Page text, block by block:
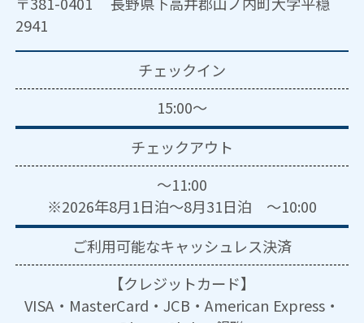
2941
チェックイン
15:00～
チェックアウト
～11:00
※2026年8月1日泊～8月31日泊 ～10:00
ご利用可能なキャッシュレス決済
【クレジットカード】
VISA・MasterCard・JCB・American Express・